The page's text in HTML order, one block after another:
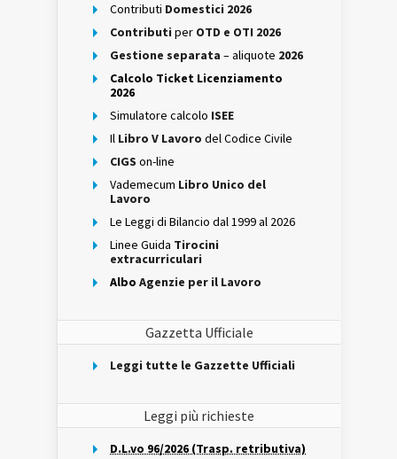
Contributi Domestici 2026
Contributi per OTD e OTI 2026
Gestione separata – aliquote 2026
Calcolo Ticket Licenziamento
2026
Simulatore calcolo ISEE
Il Libro V Lavoro del Codice Civile
CIGS on-line
Vademecum Libro Unico del
Lavoro
Le Leggi di Bilancio dal 1999 al 2026
Linee Guida Tirocini
extracurriculari
Albo Agenzie per il Lavoro
Gazzetta Ufficiale
Leggi tutte le Gazzette Ufficiali
Leggi più richieste
D.L.vo 96/2026 (Trasp. retributiva)